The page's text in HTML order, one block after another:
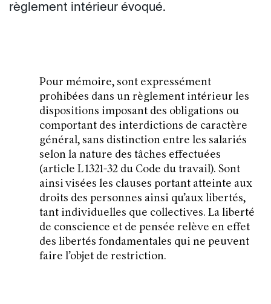
règlement intérieur évoqué.
Pour mémoire, sont expressément
prohibées dans un règlement intérieur les
dispositions imposant des obligations ou
comportant des interdictions de caractère
général, sans distinction entre les salariés
selon la nature des tâches effectuées
(article L 1321-32 du Code du travail). Sont
ainsi visées les clauses portant atteinte aux
droits des personnes ainsi qu’aux libertés,
tant individuelles que collectives. La liberté
de conscience et de pensée relève en effet
des libertés fondamentales qui ne peuvent
faire l’objet de restriction.